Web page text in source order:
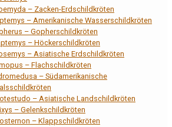
– Zacken-Erdschildkröten
– Amerikanische Wasserschildkröten
– Gopherschildkröten
– Höckerschildkröten
– Asiatische Erdschildkröten
– Flachschildkröten
– Südamerikanische
– Asiatische Landschildkröten
– Gelenkschildkröten
– Klappschildkröten